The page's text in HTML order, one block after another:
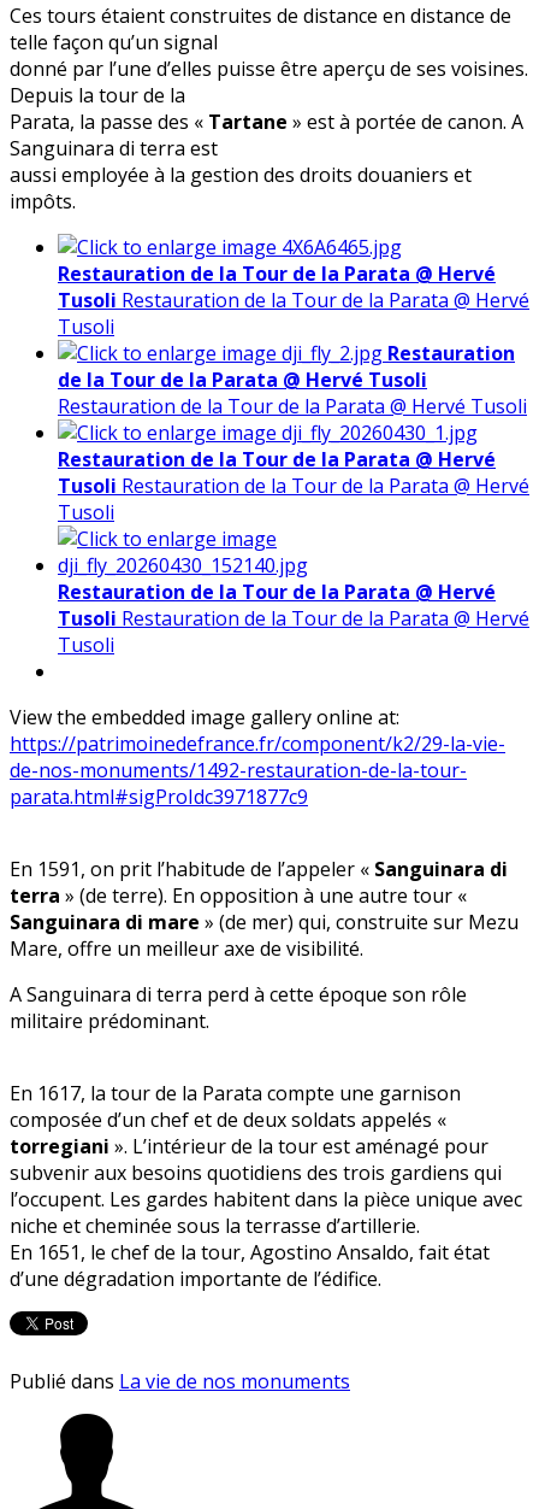
Ces tours étaient construites de distance en distance de
telle façon qu’un signal
donné par l’une d’elles puisse être aperçu de ses voisines.
Depuis la tour de la
Parata, la passe des « Tartane » est à portée de canon. A
Sanguinara di terra est
aussi employée à la gestion des droits douaniers et
impôts.
Restauration de la Tour de la Parata @ Hervé
Tusoli Restauration de la Tour de la Parata @ Hervé
Tusoli
Restauration
de la Tour de la Parata @ Hervé Tusoli
Restauration de la Tour de la Parata @ Hervé Tusoli
Restauration de la Tour de la Parata @ Hervé
Tusoli Restauration de la Tour de la Parata @ Hervé
Tusoli
Restauration de la Tour de la Parata @ Hervé
Tusoli Restauration de la Tour de la Parata @ Hervé
Tusoli
View the embedded image gallery online at:
https://patrimoinedefrance.fr/component/k2/29-la-vie-
de-nos-monuments/1492-restauration-de-la-tour-
parata.html#sigProIdc3971877c9
En 1591, on prit l’habitude de l’appeler « Sanguinara di
terra » (de terre). En opposition à une autre tour «
Sanguinara di mare » (de mer) qui, construite sur Mezu
Mare, offre un meilleur axe de visibilité.
A Sanguinara di terra perd à cette époque son rôle
militaire prédominant.
En 1617, la tour de la Parata compte une garnison
composée d’un chef et de deux soldats appelés «
torregiani ». L’intérieur de la tour est aménagé pour
subvenir aux besoins quotidiens des trois gardiens qui
l’occupent. Les gardes habitent dans la pièce unique avec
niche et cheminée sous la terrasse d’artillerie.
En 1651, le chef de la tour, Agostino Ansaldo, fait état
d’une dégradation importante de l’édifice.
Publié dans La vie de nos monuments